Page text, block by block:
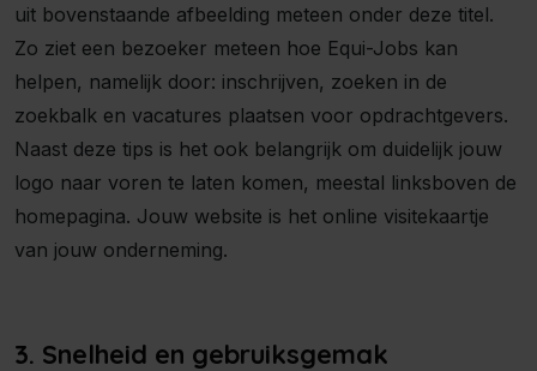
uit bovenstaande afbeelding meteen onder deze titel.
Zo ziet een bezoeker meteen hoe Equi-Jobs kan
helpen, namelijk door: inschrijven, zoeken in de
zoekbalk en vacatures plaatsen voor opdrachtgevers.
Naast deze tips is het ook belangrijk om duidelijk jouw
logo naar voren te laten komen, meestal linksboven de
homepagina. Jouw website is het online visitekaartje
van jouw onderneming.
3. Snelheid en gebruiksgemak